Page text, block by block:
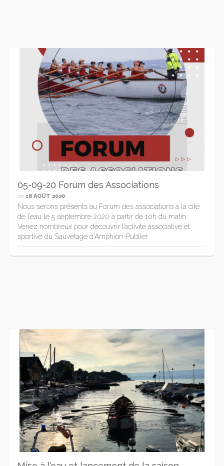
05-09-20 Forum des Associations
on 18 AOÛT 2020
Nous serons présents au Forum des associations à la cité
de l’eau le 5 septembre 2020 à partir de 10h du matin.
Venez nombreux pour découvrir l’activité associative et
sportive du Sauvetage d’Amphion-Publier